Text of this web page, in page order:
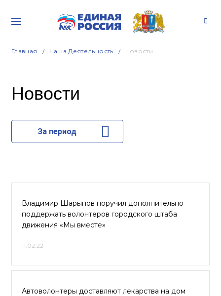
Главная Наша Деятельность Новости
Новости
За период
Владимир Шарыпов поручил дополнительно
поддержать волонтеров городского штаба
движения «Мы вместе»
11.02.22
Автоволонтеры доставляют лекарства на дом